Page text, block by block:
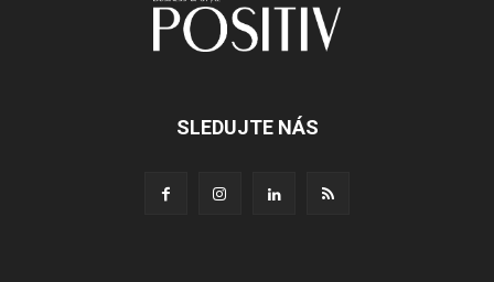
SLEDUJTE NÁS